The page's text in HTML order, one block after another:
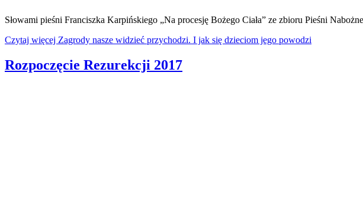
Słowami pieśni Franciszka Karpińskiego „Na procesję Bożego Ciała” ze zbioru Pieśni
Czytaj więcej Zagrody nasze widzieć przychodzi. I jak się dzieciom jego powodzi
Rozpoczęcie Rezurekcji 2017